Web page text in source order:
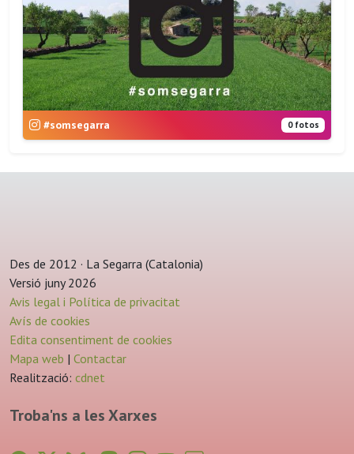
#somsegarra 0 fotos
Des de 2012 · La Segarra (Catalonia)
Versió juny 2026
Avis legal i Política de privacitat
Avís de cookies
Edita consentiment de cookies
Mapa web | Contactar
Realització: cdnet
Troba'ns a les Xarxes